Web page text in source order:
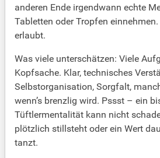
anderen Ende irgendwann echte
Tabletten oder Tropfen
erlaubt.
Was viele unterschätzen: Viele
Kopfsache. Klar, technisches
Selbstorganisation, Sorgfalt,
wenn’s brenzlig wird. Pssst – ein
Tüftlermentalität kann nicht
plötzlich stillsteht oder ein Wert
tanzt.